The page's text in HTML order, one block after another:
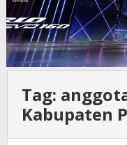
Tag:
Kabupaten